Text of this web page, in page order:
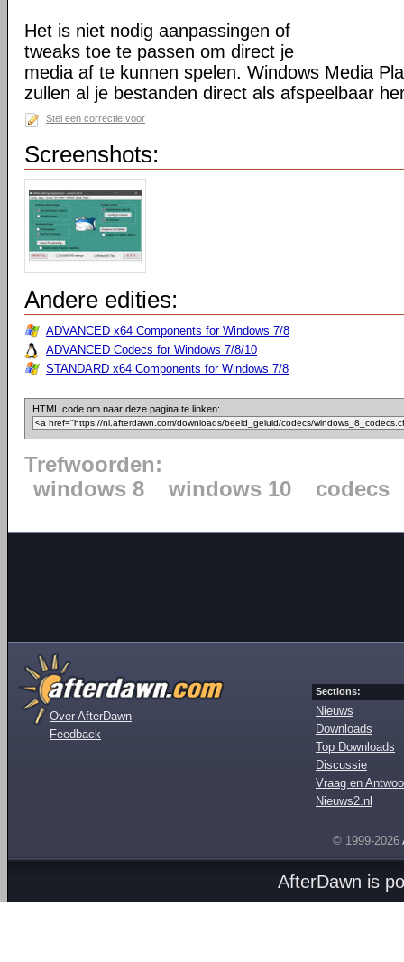
Het is niet nodig aanpassingen of
tweaks toe te passen om direct je
media af te kunnen spelen. Windows Media
zullen al je bestanden direct als afspeelbaar
Stel een correctie voor
Screenshots:
Andere edities:
ADVANCED x64 Components for Windows 7/8
ADVANCED Codecs for Windows 7/8/10
STANDARD x64 Components for Windows 7/8
HTML code om naar deze pagina te linken:
Trefwoorden:
windows 8
windows 10 codecs
Over AfterDawn
Feedback
Sections:
Nieuws
Downloads
Top Downloads
Discussie
Vraag en
Nieuws2.nl
© 1999-2026
AfterDawn is